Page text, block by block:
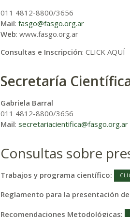
011 4812-8800/3656
Mail: fasgo@fasgo.org.ar
Web: www.fasgo.org.ar
Consultas e Inscripción: CLICK AQUÍ
Secretaría
Gabriela Barral
011 4812-8800/3656
Mail: secretariacientifica@fasgo.org.ar
Consultas sobre
Trabajos y programa científico:
Reglamento para la presentación
Recomendaciones Metodológicas: